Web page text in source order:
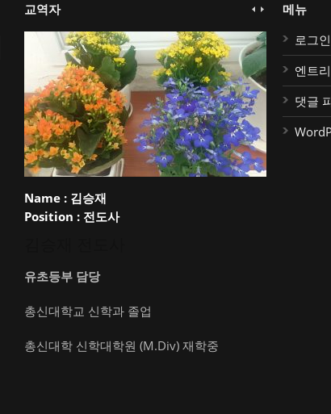
교역자
Name :김승재
Position :전도사
유초등부 담당
총신대학교 신학과 졸업
총신대학 신학대학원 (M.Div) 재학중
메뉴
로그인
엔트
댓글